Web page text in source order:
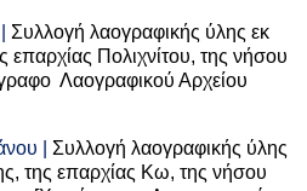
Συλλογή λαογραφικής ύλης εκ
επαρχίας Πολιχνίτου, της νήσου
Λαογραφικού Αρχείου
| Συλλογή λαογραφικής ύλης
της επαρχίας Κω, της νήσου